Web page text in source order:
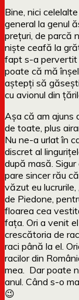
Bine, nici
general la genul
prețuri, de parcă
niște ceafă la
fapt s-a pervertit
poate că mă
aștepți să
cu avionul din
Așa că am ajuns
de toate, plus
Nu ne-a urlat în
discret al
după masă.
pare sincer rău
văzut eu
de Piedone,
floarea cea
fața. Ori a venit
crescătoria de
raci până la el.
racilor din
mea. Dar poate
anul. Când s-o
😉